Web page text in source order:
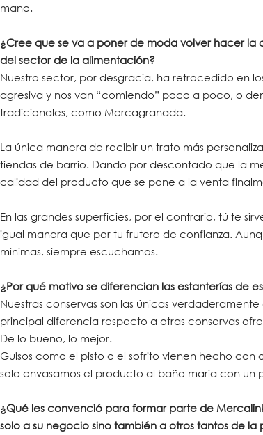
mano.
¿Cree que se va a poner de moda volver hacer
del sector de la alimentación?
Nuestro sector, por desgracia, ha retrocedido en
agresiva y nos van “comiendo” poco a poco, o
tradicionales, como Mercagranada.
La única manera de recibir un trato más
tiendas de barrio. Dando por descontado que la
calidad del producto que se pone a la venta
En las grandes superficies, por el contrario, tú te
igual manera que por tu frutero de confianza.
mínimas, siempre escuchamos.
¿Por qué motivo se diferencian las estanterías de
Nuestras conservas son las únicas
principal diferencia respecto a otras conservas
De lo bueno, lo mejor.
Guisos como el pisto o el sofrito vienen hecho con
solo envasamos el producto al baño maría con un
¿Qué les convenció para formar parte de
solo a su negocio sino también a otros tantos de